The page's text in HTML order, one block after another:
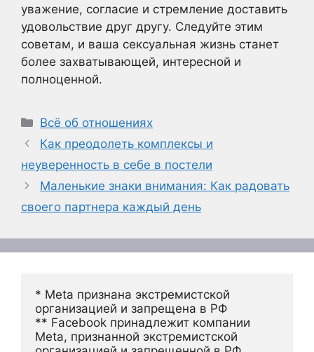
уважение, согласие и стремление доставить
удовольствие друг другу. Следуйте этим
советам, и ваша сексуальная жизнь станет
более захватывающей, интересной и
полноценной.
Рубрики
Всё об отношениях
Как преодолеть комплексы и
неуверенность в себе в постели
Маленькие знаки внимания: Как радовать
своего партнера каждый день
* Meta признана экстремистской
организацией и запрещена в РФ
** Facebook принадлежит компании
Meta, признанной экстремистской